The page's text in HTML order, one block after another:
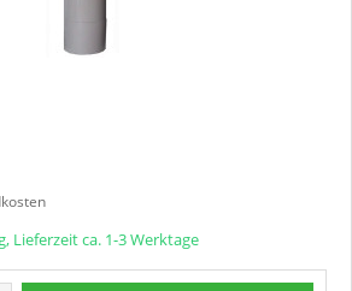
Lieferzeit ca. 1-3 Werktage